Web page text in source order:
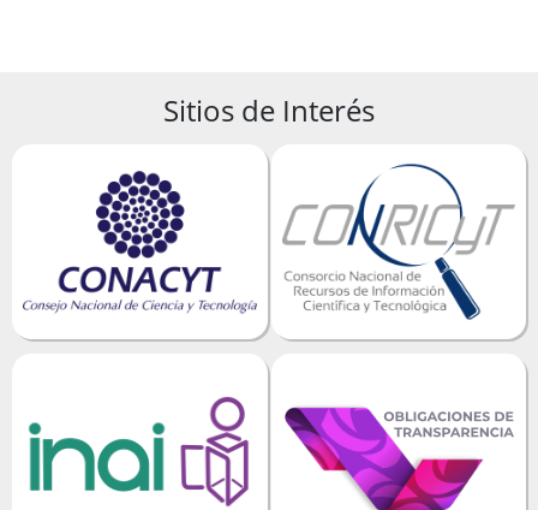
Sitios de Interés